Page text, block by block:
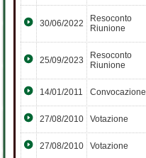
30/06/2022
Resoconto
Riunione
25/09/2023
Resoconto
Riunione
14/01/2011 Convocazione
27/08/2010 Votazione
27/08/2010 Votazione